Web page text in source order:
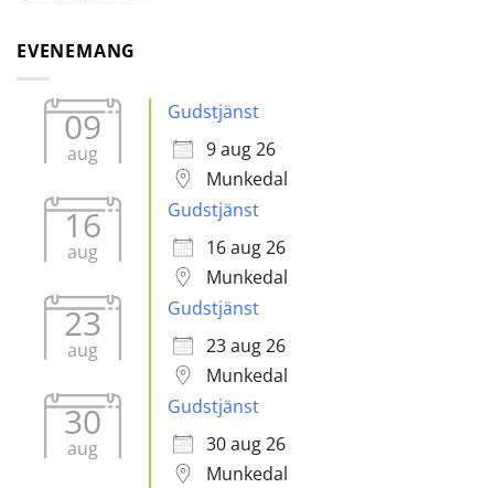
EVENEMANG
09
aug
Gudstjänst
9 aug 26
Munkedal
16
aug
Gudstjänst
16 aug 26
Munkedal
23
aug
Gudstjänst
23 aug 26
Munkedal
30
aug
Gudstjänst
30 aug 26
Munkedal